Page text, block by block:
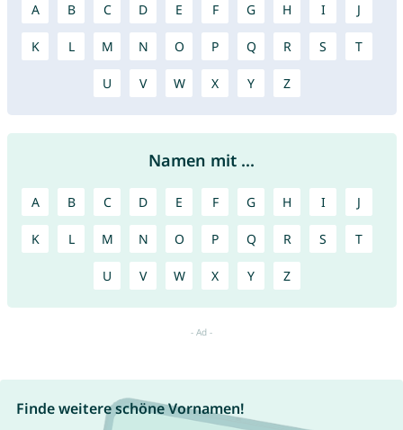
A B C D E F G H I J
K L M N O P Q R S T
U V W X Y Z
Namen mit ...
A B C D E F G H I J
K L M N O P Q R S T
U V W X Y Z
Finde weitere schöne Vornamen!